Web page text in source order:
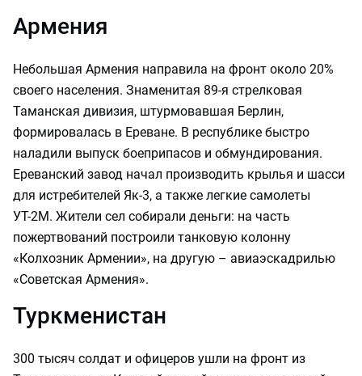
Армения
Небольшая Армения направила на фронт около 20%
своего населения. Знаменитая 89-я стрелковая
Таманская дивизия, штурмовавшая Берлин,
формировалась в Ереване. В республике быстро
наладили выпуск боеприпасов и обмундирования.
Ереванский завод начал производить крылья и шасси
для истребителей Як-3, а также легкие самолеты
УТ-2М. Жители сел собирали деньги: на часть
пожертвований построили танковую колонну
«Колхозник Армении», на другую – авиаэскадрилью
«Советская Армения».
Туркменистан
300 тысяч солдат и офицеров ушли на фронт из